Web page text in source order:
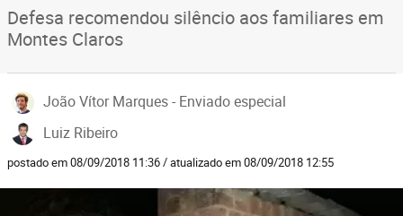
Defesa recomendou silêncio aos familiares em
Montes Claros
João Vítor Marques - Enviado especial
Luiz Ribeiro
postado em 08/09/2018 11:36 / atualizado em 08/09/2018 12:55